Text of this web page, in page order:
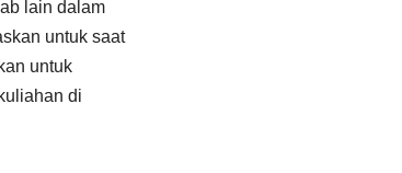
lain dalam
untuk saat
untuk
di